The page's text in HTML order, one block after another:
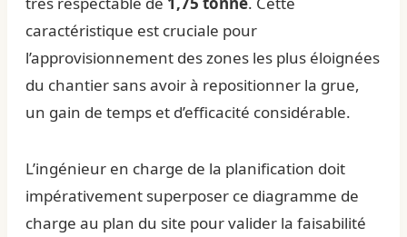
caractéristique est cruciale pour
l’approvisionnement des zones les plus éloignées
du chantier sans avoir à repositionner la grue,
un gain de temps et d’efficacité considérable.
L’ingénieur en charge de la planification doit
impérativement superposer ce diagramme de
charge au plan du site pour valider la faisabilité